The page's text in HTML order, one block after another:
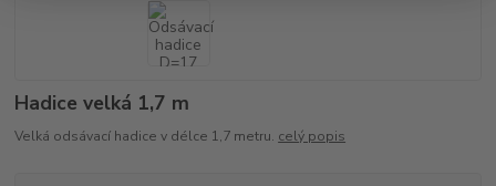
Hadice velká 1,7 m
Velká odsávací hadice v délce 1,7 metru. celý popis